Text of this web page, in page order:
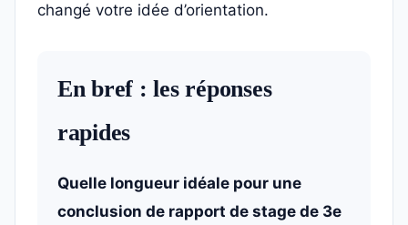
changé votre idée d’orientation.
En bref : les réponses
rapides
Quelle longueur idéale pour une
conclusion de rapport de stage de 3e